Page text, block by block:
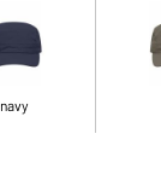
navy